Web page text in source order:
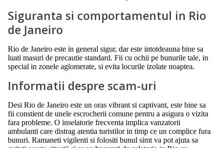
Siguranta si comportamentul in Rio
de Janeiro
Rio de Janeiro este in general sigur, dar este intotdeauna bine sa
luati masuri de precautie standard. Fii cu ochii pe bunurile tale, in
special in zonele aglomerate, si evita locurile izolate noaptea.
Informatii despre scam-uri
Desi Rio de Janeiro este un oras vibrant si captivant, este bine sa
fii constient de unele escrocherii comune pentru a asigura o vizita
fara probleme. O inselatorie frecventa implica vanzatorii
ambulanti care distrag atentia turistilor in timp ce un complice fura
bunuri. Ramaneti vigilenti si folositi bunul simt va pot ajuta sa